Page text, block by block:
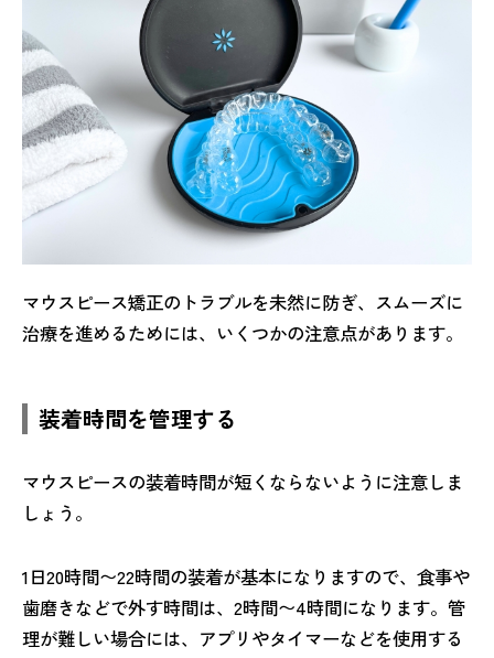
マウスピース矯正のトラブルを未然に防ぎ、スムーズに
治療を進めるためには、いくつかの注意点があります。
装着時間を管理する
マウスピースの装着時間が短くならないように注意しま
しょう。
1日20時間〜22時間の装着が基本になりますので、食事や
歯磨きなどで外す時間は、2時間〜4時間になります。管
理が難しい場合には、アプリやタイマーなどを使用する